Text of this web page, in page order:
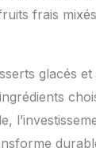
frais
glacés